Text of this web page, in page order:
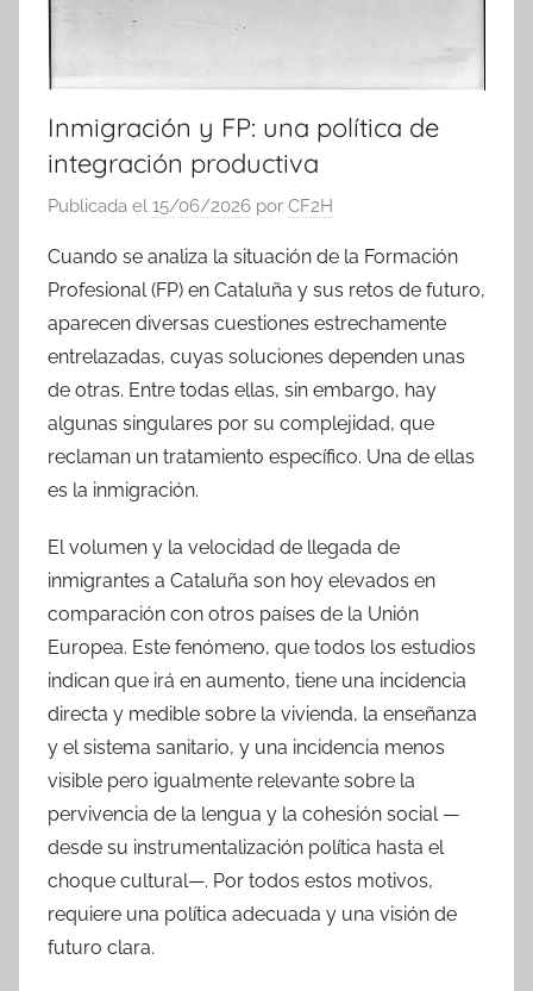
Inmigración y FP: una política de
integración productiva
Publicada el 15/06/2026 por CF2H
Cuando se analiza la situación de la Formación
Profesional (FP) en Cataluña y sus retos de futuro,
aparecen diversas cuestiones estrechamente
entrelazadas, cuyas soluciones dependen unas
de otras. Entre todas ellas, sin embargo, hay
algunas singulares por su complejidad, que
reclaman un tratamiento específico. Una de ellas
es la inmigración.
El volumen y la velocidad de llegada de
inmigrantes a Cataluña son hoy elevados en
comparación con otros países de la Unión
Europea. Este fenómeno, que todos los estudios
indican que irá en aumento, tiene una incidencia
directa y medible sobre la vivienda, la enseñanza
y el sistema sanitario, y una incidencia menos
visible pero igualmente relevante sobre la
pervivencia de la lengua y la cohesión social —
desde su instrumentalización política hasta el
choque cultural—. Por todos estos motivos,
requiere una política adecuada y una visión de
futuro clara.